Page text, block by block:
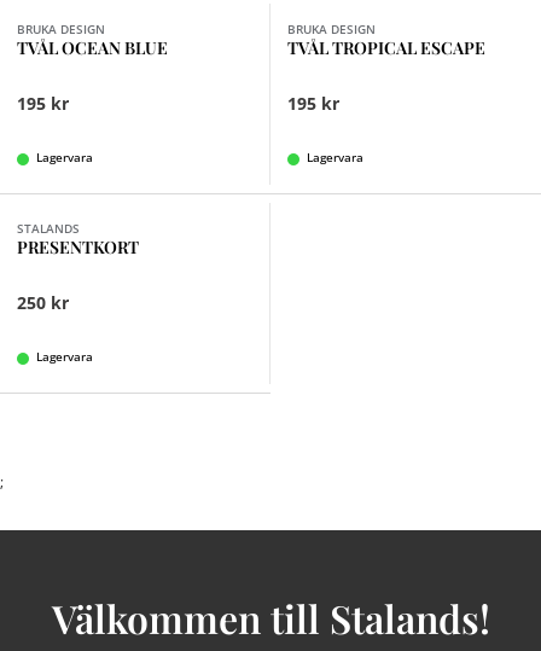
BRUKA DESIGN
TVÅL OCEAN BLUE
195 kr
Lagervara
BRUKA DESIGN
TVÅL TROPICAL ESCAPE
195 kr
Lagervara
STALANDS
PRESENTKORT
250 kr
Lagervara
;
Välkommen till Stalands!